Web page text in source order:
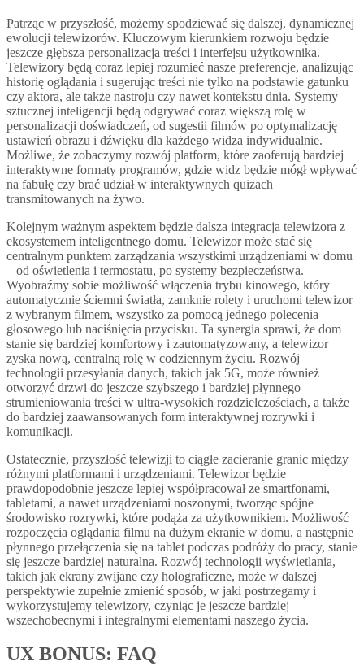
Patrząc w przyszłość, możemy spodziewać się dalszej, dynamicznej
ewolucji telewizorów. Kluczowym kierunkiem rozwoju będzie
jeszcze głębsza personalizacja treści i interfejsu użytkownika.
Telewizory będą coraz lepiej rozumieć nasze preferencje, analizując
historię oglądania i sugerując treści nie tylko na podstawie gatunku
czy aktora, ale także nastroju czy nawet kontekstu dnia. Systemy
sztucznej inteligencji będą odgrywać coraz większą rolę w
personalizacji doświadczeń, od sugestii filmów po optymalizację
ustawień obrazu i dźwięku dla każdego widza indywidualnie.
Możliwe, że zobaczymy rozwój platform, które zaoferują bardziej
interaktywne formaty programów, gdzie widz będzie mógł wpływać
na fabułę czy brać udział w interaktywnych quizach
transmitowanych na żywo.
Kolejnym ważnym aspektem będzie dalsza integracja telewizora z
ekosystemem inteligentnego domu. Telewizor może stać się
centralnym punktem zarządzania wszystkimi urządzeniami w domu
– od oświetlenia i termostatu, po systemy bezpieczeństwa.
Wyobraźmy sobie możliwość włączenia trybu kinowego, który
automatycznie ściemni światła, zamknie rolety i uruchomi telewizor
z wybranym filmem, wszystko za pomocą jednego polecenia
głosowego lub naciśnięcia przycisku. Ta synergia sprawi, że dom
stanie się bardziej komfortowy i zautomatyzowany, a telewizor
zyska nową, centralną rolę w codziennym życiu. Rozwój
technologii przesyłania danych, takich jak 5G, może również
otworzyć drzwi do jeszcze szybszego i bardziej płynnego
strumieniowania treści w ultra-wysokich rozdzielczościach, a także
do bardziej zaawansowanych form interaktywnej rozrywki i
komunikacji.
Ostatecznie, przyszłość telewizji to ciągłe zacieranie granic między
różnymi platformami i urządzeniami. Telewizor będzie
prawdopodobnie jeszcze lepiej współpracował ze smartfonami,
tabletami, a nawet urządzeniami noszonymi, tworząc spójne
środowisko rozrywki, które podąża za użytkownikiem. Możliwość
rozpoczęcia oglądania filmu na dużym ekranie w domu, a następnie
płynnego przełączenia się na tablet podczas podróży do pracy, stanie
się jeszcze bardziej naturalna. Rozwój technologii wyświetlania,
takich jak ekrany zwijane czy holograficzne, może w dalszej
perspektywie zupełnie zmienić sposób, w jaki postrzegamy i
wykorzystujemy telewizory, czyniąc je jeszcze bardziej
wszechobecnymi i integralnymi elementami naszego życia.
UX BONUS: FAQ